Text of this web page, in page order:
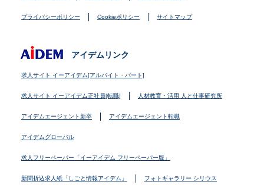
プライバシーポリシー Cookieポリシー サイトマップ
アイデムリンク
求人サイト イーアイデム[アルバイト・パート]
求人サイト イーアイデム正社員[転職] 人材教育・活用 人と仕事研究所
アイデムエージェント新卒 アイデムエージェント転職
アイデムグローバル
求人フリーペーパー「イーアイデム フリーペーパー版」
新聞折込求人紙「しごと情報アイデム」 フォトギャラリー シリウス